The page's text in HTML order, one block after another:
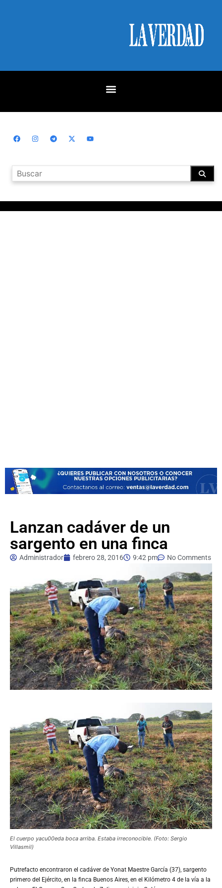
Lanzan cadáver de un
sargento en una finca
Administrador febrero 28, 2016 9:42 pm No Comments
El cuerpo yacu00eda boca arriba. Estaba irreconocible. (Foto: Sergio
Villasmil)
Putrefacto encontraron el cadáver de Yonat Maestre García (37), sargento
primero del Ejército, en la finca Buenos Aires, en el Kilómetro 4 de la vía a la